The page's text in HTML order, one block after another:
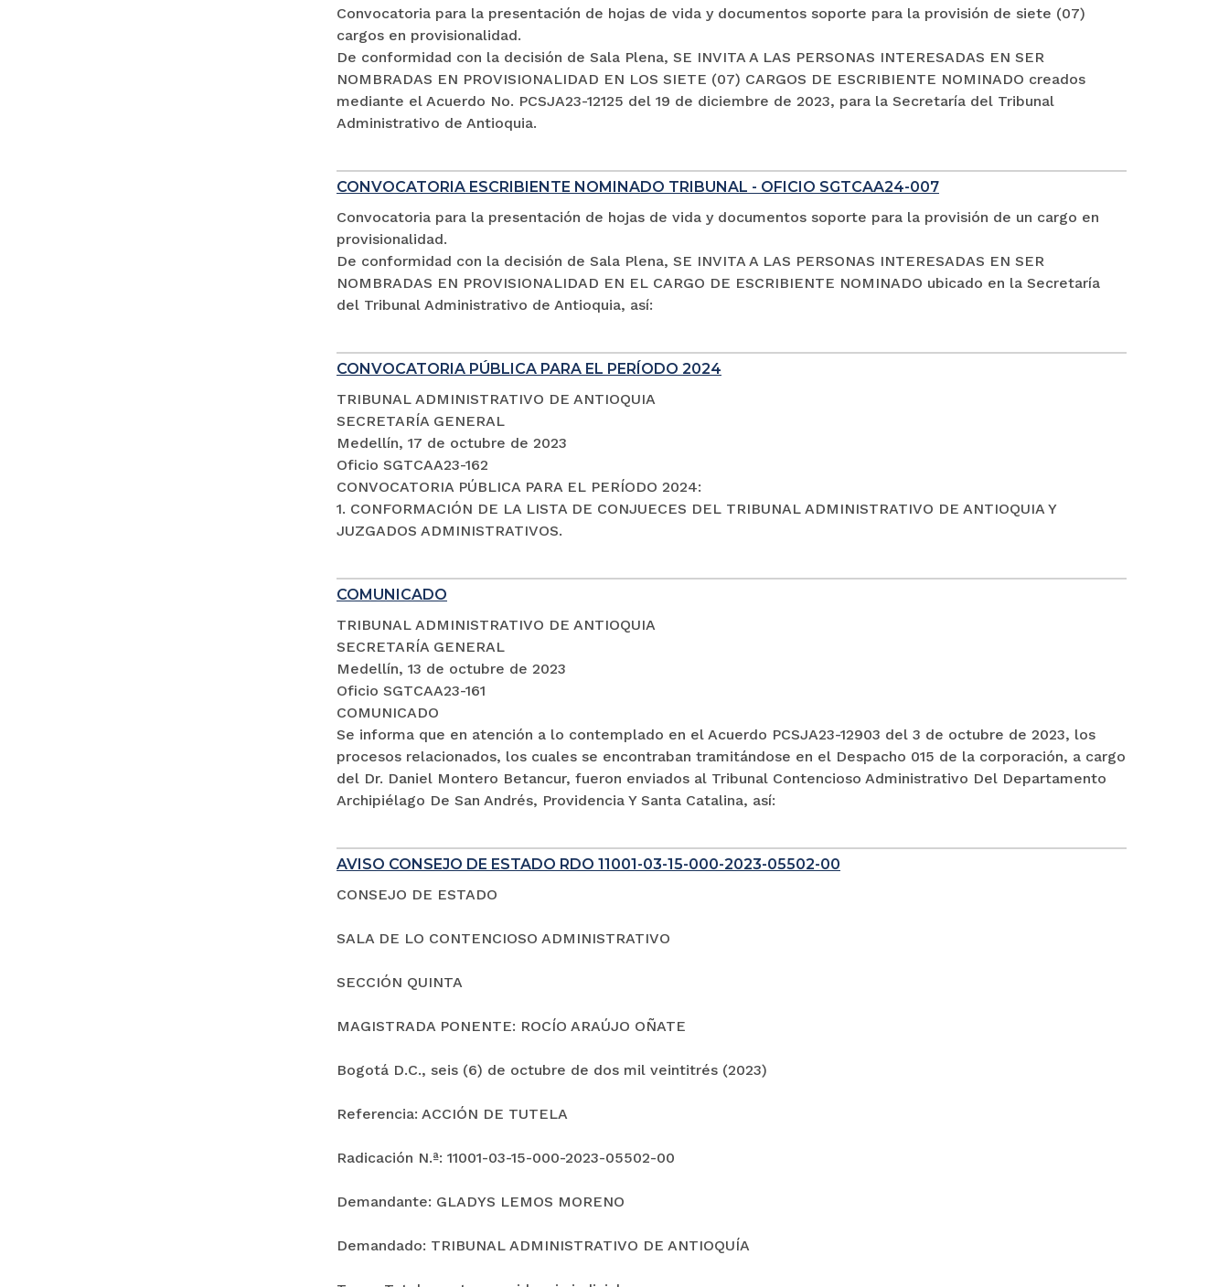
Convocatoria para la presentación de hojas de vida y documentos soporte para la provisión de siete (07)
cargos en provisionalidad.
De conformidad con la decisión de Sala Plena, SE INVITA A LAS PERSONAS INTERESADAS EN SER
NOMBRADAS EN PROVISIONALIDAD EN LOS SIETE (07) CARGOS DE ESCRIBIENTE NOMINADO creados
mediante el Acuerdo No. PCSJA23-12125 del 19 de diciembre de 2023, para la Secretaría del Tribunal
Administrativo de Antioquia.
CONVOCATORIA ESCRIBIENTE NOMINADO TRIBUNAL - OFICIO SGTCAA24-007
Convocatoria para la presentación de hojas de vida y documentos soporte para la provisión de un cargo en
provisionalidad.
De conformidad con la decisión de Sala Plena, SE INVITA A LAS PERSONAS INTERESADAS EN SER
NOMBRADAS EN PROVISIONALIDAD EN EL CARGO DE ESCRIBIENTE NOMINADO ubicado en la Secretaría
del Tribunal Administrativo de Antioquia, así:
CONVOCATORIA PÚBLICA PARA EL PERÍODO 2024
TRIBUNAL ADMINISTRATIVO DE ANTIOQUIA
SECRETARÍA GENERAL
Medellín, 17 de octubre de 2023
Oficio SGTCAA23-162
CONVOCATORIA PÚBLICA PARA EL PERÍODO 2024:
1. CONFORMACIÓN DE LA LISTA DE CONJUECES DEL TRIBUNAL ADMINISTRATIVO DE ANTIOQUIA Y
JUZGADOS ADMINISTRATIVOS.
COMUNICADO
TRIBUNAL ADMINISTRATIVO DE ANTIOQUIA
SECRETARÍA GENERAL
Medellín, 13 de octubre de 2023
Oficio SGTCAA23-161
COMUNICADO
Se informa que en atención a lo contemplado en el Acuerdo PCSJA23-12903 del 3 de octubre de 2023, los
procesos relacionados, los cuales se encontraban tramitándose en el Despacho 015 de la corporación, a cargo
del Dr. Daniel Montero Betancur, fueron enviados al Tribunal Contencioso Administrativo Del Departamento
Archipiélago De San Andrés, Providencia Y Santa Catalina, así:
AVISO CONSEJO DE ESTADO RDO 11001-03-15-000-2023-05502-00
CONSEJO DE ESTADO
SALA DE LO CONTENCIOSO ADMINISTRATIVO
SECCIÓN QUINTA
MAGISTRADA PONENTE: ROCÍO ARAÚJO OÑATE
Bogotá D.C., seis (6) de octubre de dos mil veintitrés (2023)
Referencia: ACCIÓN DE TUTELA
Radicación N.ª: 11001-03-15-000-2023-05502-00
Demandante: GLADYS LEMOS MORENO
Demandado: TRIBUNAL ADMINISTRATIVO DE ANTIOQUÍA